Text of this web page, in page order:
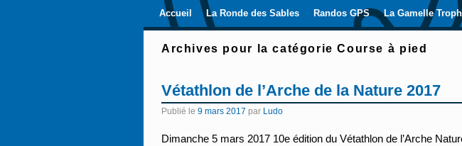
Skip to primary content
Aller au contenu secondaire
Accueil La Ronde des Sables Randos GPS La Gamelle
Archives pour la catégorieCourse à pied
Vétathlon de l’Arche de la Nature 2017
Publié le 9 mars 2017 par Ludo
Dimanche 5 mars 2017 10e édition du Vétathlon de l’Arche